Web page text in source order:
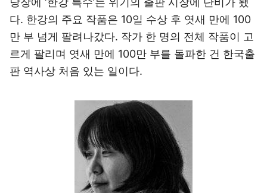
다. 한강의 주요 작품은 10일 수상 후 엿새 만에 100
만 부 넘게 팔려나갔다. 작가 한 명의 전체 작품이 고
르게 팔리며 엿새 만에 100만 부를 돌파한 건 한국출
판 역사상 처음 있는 일이다.